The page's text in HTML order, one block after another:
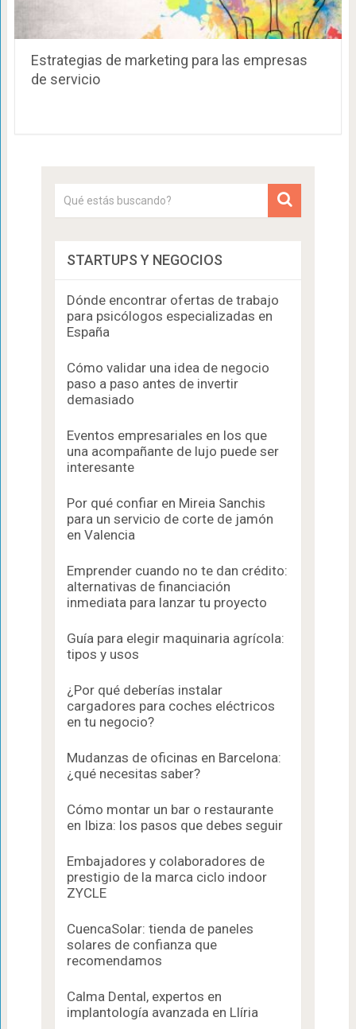
Estrategias de marketing para las empresas
de servicio
STARTUPS Y NEGOCIOS
Dónde encontrar ofertas de trabajo
para psicólogos especializadas en
España
Cómo validar una idea de negocio
paso a paso antes de invertir
demasiado
Eventos empresariales en los que
una acompañante de lujo puede ser
interesante
Por qué confiar en Mireia Sanchis
para un servicio de corte de jamón
en Valencia
Emprender cuando no te dan crédito:
alternativas de financiación
inmediata para lanzar tu proyecto
Guía para elegir maquinaria agrícola:
tipos y usos
¿Por qué deberías instalar
cargadores para coches eléctricos
en tu negocio?
Mudanzas de oficinas en Barcelona:
¿qué necesitas saber?
Cómo montar un bar o restaurante
en Ibiza: los pasos que debes seguir
Embajadores y colaboradores de
prestigio de la marca ciclo indoor
ZYCLE
CuencaSolar: tienda de paneles
solares de confianza que
recomendamos
Calma Dental, expertos en
implantología avanzada en Llíria